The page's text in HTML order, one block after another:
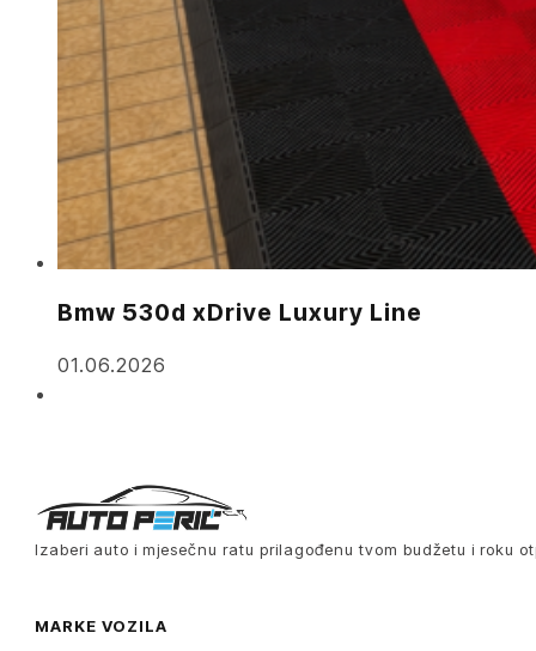
Bmw 530d xDrive Luxury Line
01.06.2026
Izaberi auto i mjesečnu ratu prilagođenu tvom budžetu i roku
MARKE VOZILA